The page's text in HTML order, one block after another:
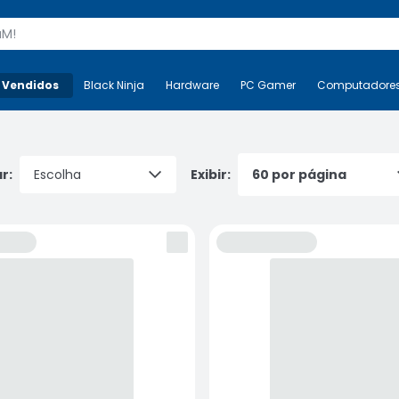
Mais-v- Black Ninja Hardware PC Gamer
Black Ninja Hardware PC Gamer
Exibir: